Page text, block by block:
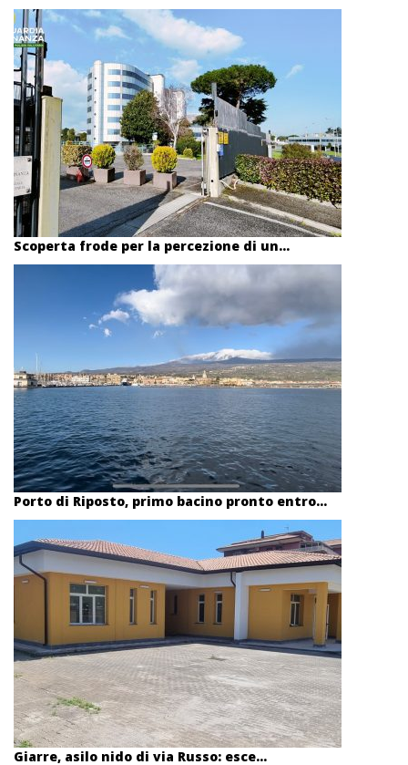
Scoperta frode per la percezione di un...
Porto di Riposto, primo bacino pronto entro...
Giarre, asilo nido di via Russo: esce...